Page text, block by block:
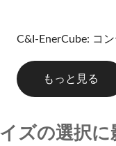
C&I-EnerCube: コ
もっと見る
ズの選択